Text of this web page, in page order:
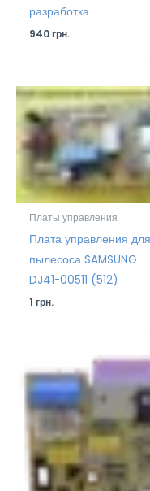
разработка
940грн.
Платы управления
Плата управления для
пылесоса SAMSUNG
DJ41-00511 (512)
1грн.